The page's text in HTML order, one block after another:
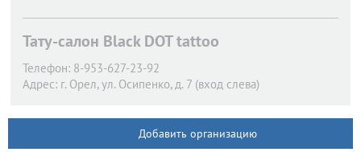
Тату-салон Black DOT tattoo
Телефон: 8-953-627-23-92
Адрес: г. Орел, ул. Осипенко, д. 7 (вход слева)
Добавить организацию